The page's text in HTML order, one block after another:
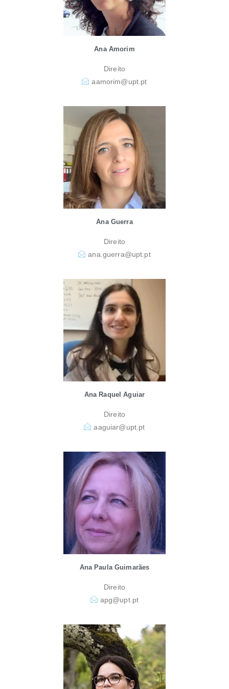
Ana Amorim
Direito
aamorim@upt.pt
Ana Guerra
Direito
ana.guerra@upt.pt
Ana Raquel Aguiar
Direito
aaguiar@upt.pt
Ana Paula Guimarães
Direito
apg@upt.pt